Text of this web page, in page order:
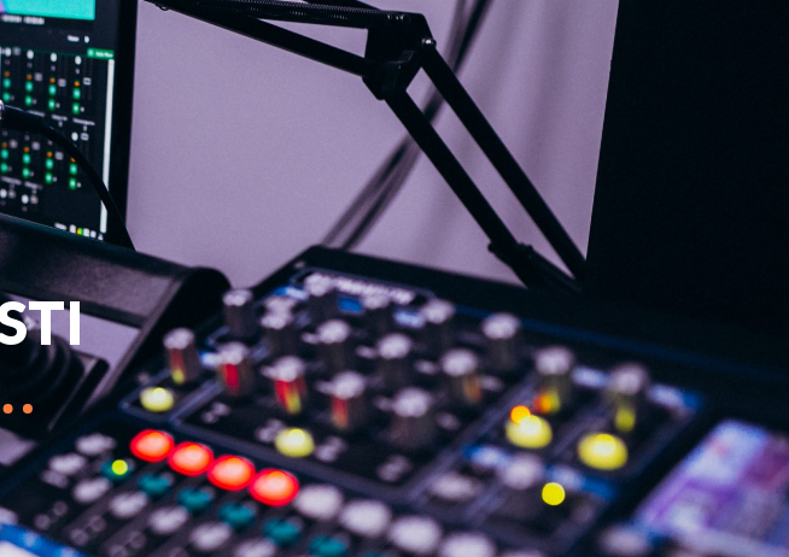
MARKETING KONTAKT DOKUMENTI